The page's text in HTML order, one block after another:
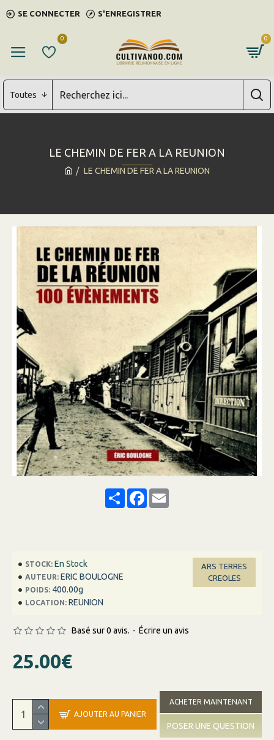
SE CONNECTER S'ENREGISTRER
0 0
Toutes
LE CHEMIN DE FER A LA REUNION
LE CHEMIN DE FER A LA REUNION
ShareFacebook
Email
STOCK: En Stock
AUTEUR: ERIC BOULOGNE
POIDS: 400.00g
LOCATION: REUNION
ARS TERRES
CREOLES
Basé sur 0 avis. - Écrire un avis
25.00€
AJOUTER AU PANIER
ACHETER MAINTENANT
POSER UNE QUESTION